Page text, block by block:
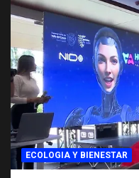
ECOLOGIA Y BIENESTAR